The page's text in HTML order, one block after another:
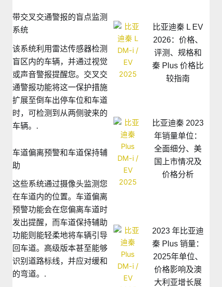
带交叉交通警报的盲点监测
系统
该系统利用雷达传感器检测
盲区内的车辆，并通过视觉
或声音警报提醒您。交叉交
通警报功能将这一保护措施
扩展至倒车出停车位和车道
时，可检测到从两侧驶来的
车辆。.
车道偏离预警和车道保持辅
助
这些系统通过摄像头监测您
在车道内的位置。车道偏离
预警功能会在您偏离车道时
发出提醒，而车道保持辅助
功能则能轻柔地将车辆引导
回车道。高级版本甚至能够
识别道路标线，并应对缓和
的弯道。.
比亚迪秦 L EV
2026：价格、
评测、规格和
秦 Plus 价格比
较指南
比亚迪秦 2023
年销量单位：
全面细分、美
国上市情况及
价格分析
2023 年比亚迪
秦 Plus 销量：
2025年单位、
价格影响及澳
大利亚增长展